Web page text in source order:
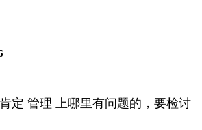
定 管理 上哪里有问题的，要检讨